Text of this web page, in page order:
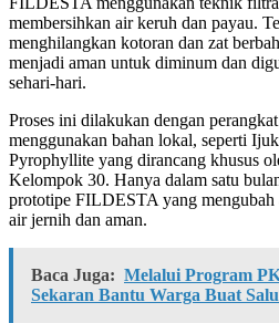
membersihkan air keruh dan payau.
menghilangkan kotoran dan zat
menjadi aman untuk diminum dan
sehari-hari.
Proses ini dilakukan dengan
menggunakan bahan lokal, seperti
Pyrophyllite yang dirancang khusus
Kelompok 30. Hanya dalam satu
prototipe FILDESTA yang mengubah
air jernih dan aman.
Baca Juga: Melalui Program
Sekaran Bantu Warga Buat